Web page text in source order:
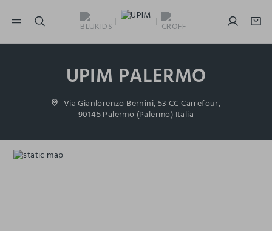
NAVIGATION.ARIA.GOTOMAINCONTENT
UPIM PALERMO
Via Gianlorenzo Bernini, 53 CC Carrefour,
90145 Palermo (Palermo) Italia